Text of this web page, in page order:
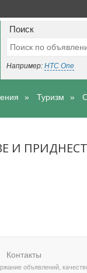
Поиск
Например: HTC One
Туризм
И
Контакты
объявлений,